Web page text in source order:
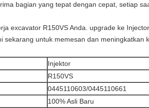
bagian yang tepat dengan cepat, setiap
excavator R150VS Anda. upgrade ke
sekarang untuk memesan dan meningkatkan
Injektor
R150VS
0445110603/0445110661
100% Asli Baru